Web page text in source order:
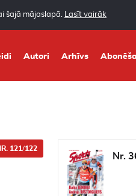
šajā mājaslapā. Lasīt vairāk
Autori Arhīvs
121/122
Nr.